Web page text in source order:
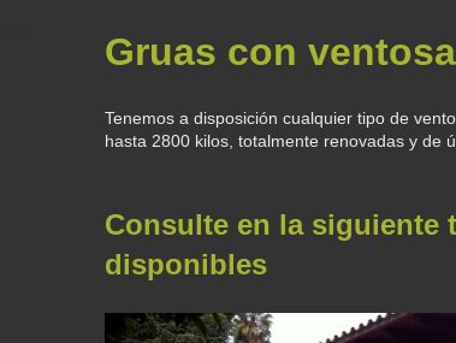
Gruas con ventosa
Tenemos a disposición cualquier tipo de
hasta 2800 kilos, totalmente renovadas y de
Consulte en la siguiente
disponibles